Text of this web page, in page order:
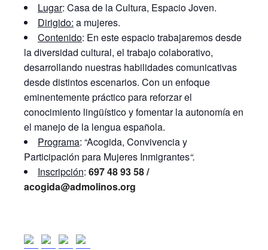
Lugar: Casa de la Cultura, Espacio Joven.
Dirigido: a mujeres.
Contenido: En este espacio trabajaremos desde
la diversidad cultural, el trabajo colaborativo,
desarrollando nuestras habilidades comunicativas
desde distintos escenarios. Con un enfoque
eminentemente práctico para reforzar el
conocimiento lingüístico y fomentar la autonomía en
el manejo de la lengua española.
Programa: “Acogida, Convivencia y
Participación para Mujeres Inmigrantes“.
Inscripción: 697 48 93 58 /
acogida@admolinos.org